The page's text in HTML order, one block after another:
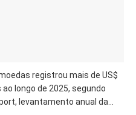
registrou mais de US$
longo de 2025, segundo
levantamento anual da...